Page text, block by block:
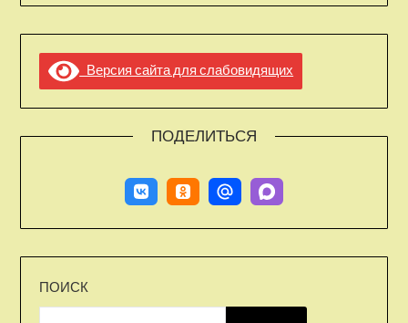
Версия сайта для слабовидящих
ПОДЕЛИТЬСЯ
ПОИСК